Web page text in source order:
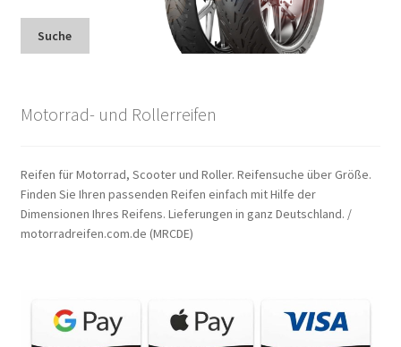
Suche
Motorrad- und Rollerreifen
Reifen für Motorrad, Scooter und Roller. Reifensuche über Größe.
Finden Sie Ihren passenden Reifen einfach mit Hilfe der
Dimensionen Ihres Reifens. Lieferungen in ganz Deutschland. /
motorradreifen.com.de (MRCDE)